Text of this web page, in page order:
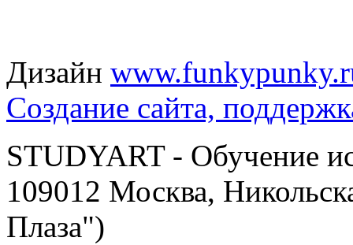
Дизайн
Создание сайта,
STUDYART - Обучение
109012 Москва,
Плаза")